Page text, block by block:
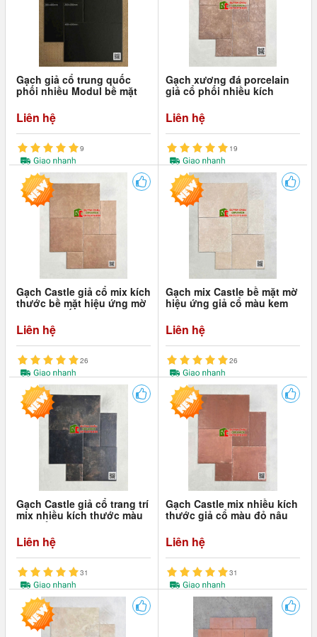
Gạch giả cổ trung quốc
phối nhiều Modul bề mặt
Liên hệ
9
Gạch xương đá porcelain
giả cổ phối nhiều kích
ứng
Liên hệ
19
Gạch Castle giả cổ mix kích
thước bề mặt hiệu ứng mờ
màu nâu đất
Liên hệ
26
Gạch mix Castle bề mặt mờ
hiệu ứng giả cổ màu kem
Liên hệ
26
Gạch Castle giả cổ trang trí
mix nhiều kích thước màu
đen trầm hiệu ứng
Liên hệ
31
Gạch Castle mix nhiều kích
thước giả cổ màu đỏ nâu
Liên hệ
31